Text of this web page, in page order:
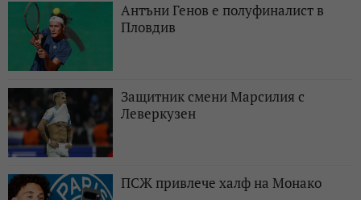
Антъни Генов е полуфиналист в
Пловдив
Защитник смени Марсилия с
Леверкузен
ПСЖ привлече халф на Монако